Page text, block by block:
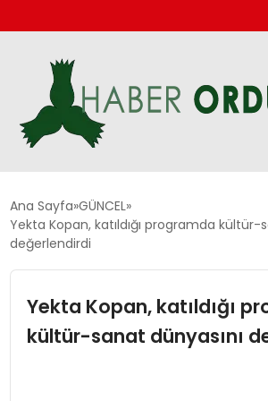
GÜNDEM
DÜNYA
EKONOMI
Ana Sayfa GÜNCEL
Yekta Kopan, katıldığı programda kültür-
değerlendirdi
Yekta Kopan, katıldığı
kültür-sanat dünyasını